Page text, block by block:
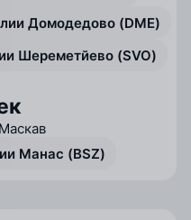
Домодедово (DME)
Шереметйево (SVO)
Манас (BSZ)